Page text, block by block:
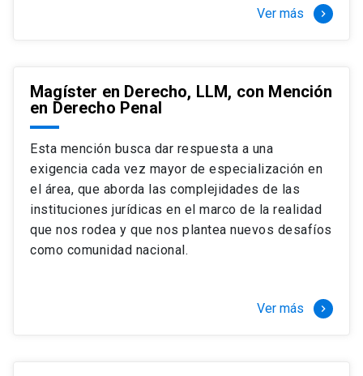
Ver más keyboard_arrow_right
Magíster en Derecho, LLM, con Mención
en Derecho Penal
Esta mención busca dar respuesta a una
exigencia cada vez mayor de especialización en
el área, que aborda las complejidades de las
instituciones jurídicas en el marco de la realidad
que nos rodea y que nos plantea nuevos desafíos
como comunidad nacional.
Ver más keyboard_arrow_right